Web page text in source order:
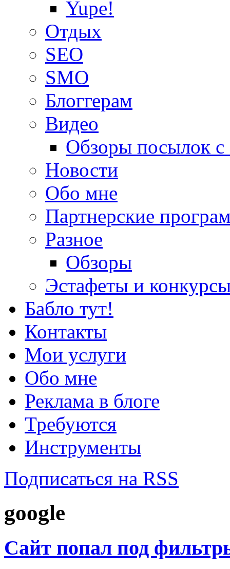
Yupe!
Oтдых
SEO
SMO
Блоггерам
Видео
Обзоры посылок с
Новости
Обо мне
Партнерские
Разное
Обзоры
Эстафеты и
Бабло тут!
Контакты
Мои услуги
Обо мне
Реклама в блоге
Требуются
Инструменты
Подписаться на RSS
google
Cайт попал под